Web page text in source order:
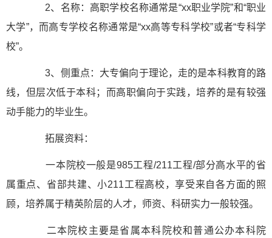
2、名称：高职学校名称通常是“xx职业学院”和“职业
大学”，而高专学校名称通常是“xx高等专科学校”或者“专科学
校”。
3、侧重点：大专偏向于理论，走的是本科教育的路
线，但层次低于本科；而高职偏向于实践，培养的是有较强
动手能力的毕业生。
拓展资料：
一本院校一般是985工程/211工程/部分高水平的省
属重点、省部共建、小211工程高校，享受来自各方面的照
顾，培养属于精英阶层的人才，师资、科研实力一般较强。
二本院校主要是省属本科院校和普通公办本科院